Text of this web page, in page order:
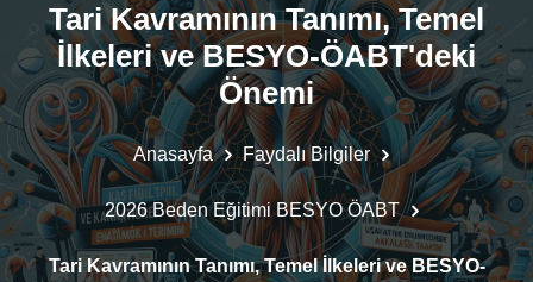
Tari Kavramının Tanımı, Temel
İlkeleri ve BESYO-ÖABT'deki
Önemi
Anasayfa Faydalı Bilgiler
2026 Beden Eğitimi BESYO ÖABT
Tari Kavramının Tanımı, Temel İlkeleri ve BESYO-